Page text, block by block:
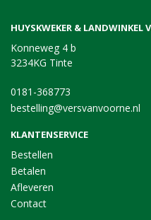
HUYSKWEKER & LANDWINKEL
Konneweg 4 b
3234KG Tinte
0181-368773
bestelling@versvanvoorne.nl
KLANTENSERVICE
Bestellen
Betalen
Afleveren
Contact